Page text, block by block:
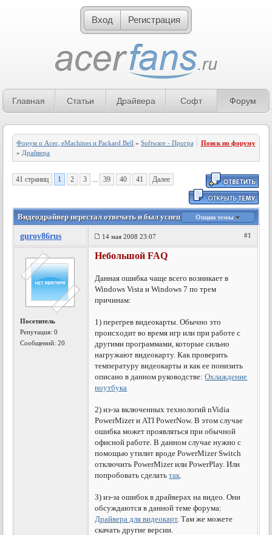
Вход Регистрация
Главная Статьи Драйвера Софт Форум
Форум о Acer, eMachines и Packard Bell »Software - Программное обеспечение
» Драйвера
Поиск по форуму
41 страниц 1 2 3 ... 39 40 41 Далее
Видеодрайвер перестал отвечать и был успешно восстановлен
Опции темы
gurov86rus 14 мая 2008 23:07 #1
Посетитель
Репутация:0
Сообщений: 20
Небольшой FAQ
Данная ошибка чаще всего возникает в
Windows Vista и Windows 7 по трем
причинам:
1) перегрев видеокарты. Обычно это
происходит во время игр или при работе с
другими программами, которые сильно
нагружают видеокарту. Как проверить
температуру видеокарты и как ее понизить
описано в данном руководстве:Охлаждение
ноутбука
2) из-за включенных технологий nVidia
PowerMizer и ATI PowerNow. В этом случае
ошибка может проявляться при обычной
офисной работе. В данном случае нужно с
помощью утилит вроде PowerMizer Switch
отключить PowerMizer или PowerPlay. Или
попробовать сделатьтак.
3) из-за ошибок в драйверах на видео. Они
обсуждаются в данной теме форума:
Драйвера для видеокарт. Там же можете
скачать другие версии.